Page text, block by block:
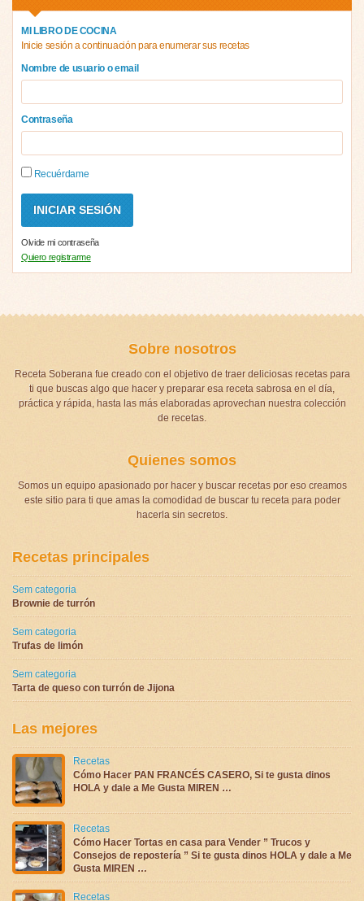
MI LIBRO DE COCINA
Inicie sesión a continuación para enumerar sus recetas
Nombre de usuario o email
Contraseña
Recuérdame
Olvide mi contraseña
Quiero registrarme
Sobre nosotros
Receta Soberana fue creado con el objetivo de traer deliciosas recetas para
ti que buscas algo que hacer y preparar esa receta sabrosa en el día,
práctica y rápida, hasta las más elaboradas aprovechan nuestra colección
de recetas.
Quienes somos
Somos un equipo apasionado por hacer y buscar recetas por eso creamos
este sitio para ti que amas la comodidad de buscar tu receta para poder
hacerla sin secretos.
Recetas principales
Sem categoria
Brownie de turrón
Sem categoria
Trufas de limón
Sem categoria
Tarta de queso con turrón de Jijona
Las mejores
Recetas
Cómo Hacer PAN FRANCÉS CASERO, Si te gusta dinos
HOLA y dale a Me Gusta MIREN …
Recetas
Cómo Hacer Tortas en casa para Vender ” Trucos y
Consejos de repostería ” Si te gusta dinos HOLA y dale a Me
Gusta MIREN …
Recetas